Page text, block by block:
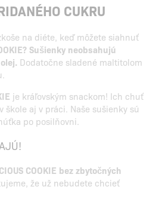
CUKRU
na diéte, keď môžete siahnuť
Sušienky neobsahujú
Dodatočne sladené maltitolom
je kráľovským snackom! Ich chuť
škole aj v práci. Naše sušienky sú
po posilňovni.
COOKIE bez zbytočných
že už nebudete chcieť